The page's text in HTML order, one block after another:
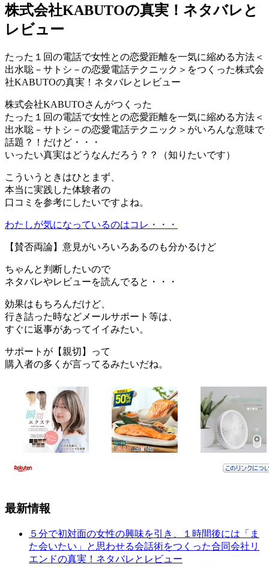
株式会社KABUTOの真実！ネタバレと
レビュー
たった１回の電話で女性との恋愛距離を一気に縮める方法＜
出水聡－サトシ－の恋愛電話テクニック＞をつくった株式会
社KABUTOの真実！ネタバレとレビュー
株式会社KABUTOさんがつくった
たった１回の電話で女性との恋愛距離を一気に縮める方法＜
出水聡－サトシ－の恋愛電話テクニック＞がいろんな意味で
話題？！だけど・・・
いったい真実はどうなんだろう？？（知りたいです）
こういうときはひとまず、
本当に実践した体験者の
口コミを参考にしたいですよね。
わたしが気になっているのはコレ・・・
【賛否両論】意見がいろいろあるのも分かるけど
ちゃんと判断したいので
ネタバレやレビューを読んでると・・・
効果はもちろんだけど、
行き詰った時などメールサポート等は、
すぐに返事があってイイみたい。
サポートが【親切】って
購入者の多くが言ってるみたいだね。
最新情報
５分で初対面の女性の興味を引き、１時間後には「ま
た会いたい」と思わせる会話術をつくった合同会社リ
エンドの真実！ネタバレとレビュー